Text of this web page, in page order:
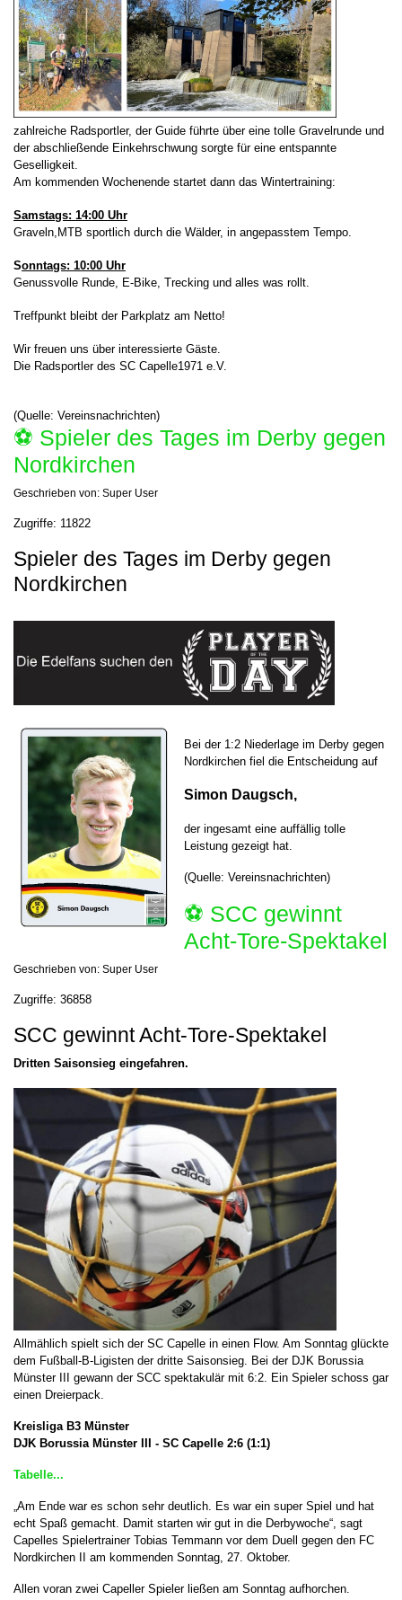
zahlreiche Radsportler, der Guide führte über eine tolle Gravelrunde und
der abschließende Einkehrschwung sorgte für eine entspannte
Geselligkeit.
Am kommenden Wochenende startet dann das Wintertraining:
Samstags: 14:00 Uhr
Graveln,MTB sportlich durch die Wälder, in angepasstem Tempo.
Sonntags: 10:00 Uhr
Genussvolle Runde, E-Bike, Trecking und alles was rollt.
Treffpunkt bleibt der Parkplatz am Netto!
Wir freuen uns über interessierte Gäste.
Die Radsportler des SC Capelle1971 e.V.
(Quelle: Vereinsnachrichten)
⚽️ Spieler des Tages im Derby gegen
Nordkirchen
Geschrieben von: Super User
Zugriffe: 11822
Spieler des Tages im Derby gegen
Nordkirchen
Bei der 1:2 Niederlage im Derby gegen
Nordkirchen fiel die Entscheidung auf
Simon Daugsch,
der ingesamt eine auffällig tolle
Leistung gezeigt hat.
(Quelle: Vereinsnachrichten)
⚽️ SCC gewinnt
Acht-Tore-Spektakel
Geschrieben von: Super User
Zugriffe: 36858
SCC gewinnt Acht-Tore-Spektakel
Dritten Saisonsieg eingefahren.
Allmählich spielt sich der SC Capelle in einen Flow. Am Sonntag glückte
dem Fußball-B-Ligisten der dritte Saisonsieg. Bei der DJK Borussia
Münster III gewann der SCC spektakulär mit 6:2. Ein Spieler schoss gar
einen Dreierpack.
Kreisliga B3 Münster
DJK Borussia Münster III - SC Capelle 2:6 (1:1)
Tabelle...
„Am Ende war es schon sehr deutlich. Es war ein super Spiel und hat
echt Spaß gemacht. Damit starten wir gut in die Derbywoche“, sagt
Capelles Spielertrainer Tobias Temmann vor dem Duell gegen den FC
Nordkirchen II am kommenden Sonntag, 27. Oktober.
Allen voran zwei Capeller Spieler ließen am Sonntag aufhorchen.